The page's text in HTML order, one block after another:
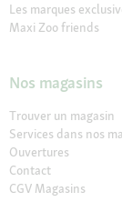
Les marques
Maxi Zoo friends
Nos magasins
Trouver un magasin
Services dans nos
Ouvertures
Contact
CGV Magasins